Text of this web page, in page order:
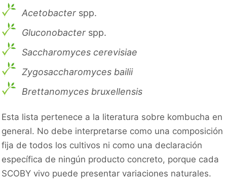
Acetobacter spp.
Gluconobacter spp.
Saccharomyces cerevisiae
Zygosaccharomyces bailii
Brettanomyces bruxellensis
Esta lista pertenece a la literatura sobre kombucha en
general. No debe interpretarse como una composición
fija de todos los cultivos ni como una declaración
específica de ningún producto concreto, porque cada
SCOBY vivo puede presentar variaciones naturales.